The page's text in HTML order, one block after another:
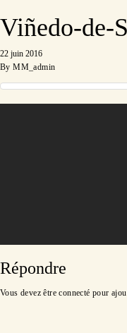
Viñedo-de-
22 juin 2016
ByMM_admin
Répondre
Vous devez êtreconnecté pour